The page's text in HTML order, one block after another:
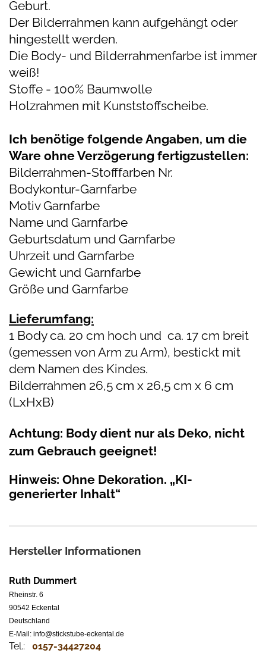
Geburt.
Der Bilderrahmen kann aufgehängt oder
hingestellt werden.
Die Body- und Bilderrahmenfarbe ist immer
weiß!
Stoffe - 100% Baumwolle
Holzrahmen mit Kunststoffscheibe.
Ich benötige folgende Angaben, um die
Ware ohne Verzögerung fertigzustellen:
Bilderrahmen-Stofffarben Nr.
Bodykontur-Garnfarbe
Motiv Garnfarbe
Name und Garnfarbe
Geburtsdatum und Garnfarbe
Uhrzeit und Garnfarbe
Gewicht und Garnfarbe
Größe und Garnfarbe
Lieferumfang:
1 Body ca. 20 cm hoch und ca. 17 cm breit
(gemessen von Arm zu Arm), bestickt mit
dem Namen des Kindes.
Bilderrahmen 26,5 cm x 26,5 cm x 6 cm
(LxHxB)
Achtung: Body dient nur als Deko, nicht
zum Gebrauch geeignet!
Hinweis: Ohne Dekoration. „KI-
generierter Inhalt“
Hersteller Informationen
Ruth Dummert
Rheinstr. 6
90542 Eckental
Deutschland
E-Mail: info@stickstube-eckental.de
Tel.: 0157-34427204​